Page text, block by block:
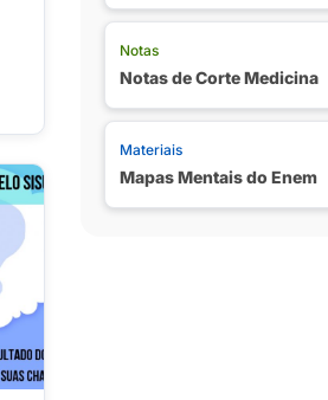
Notas
Notas de Corte Medicina
Materiais
Mapas Mentais do Enem